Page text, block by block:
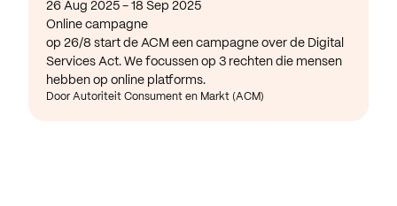
26 Aug 2025 - 18 Sep 2025
Online campagne
op 26/8 start de ACM een campagne over de Digital
Services Act. We focussen op 3 rechten die mensen
hebben op online platforms.
Door Autoriteit Consument en Markt (ACM)